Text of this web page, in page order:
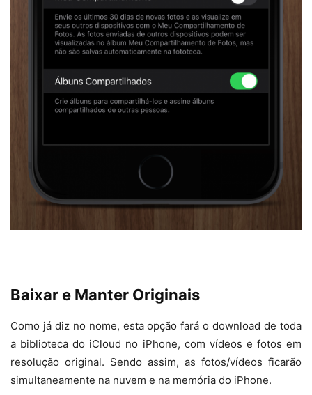
Baixar e Manter Originais
Como já diz no nome, esta opção fará o download de toda
a biblioteca do iCloud no iPhone, com vídeos e fotos em
resolução original. Sendo assim, as fotos/vídeos ficarão
simultaneamente na nuvem e na memória do iPhone.